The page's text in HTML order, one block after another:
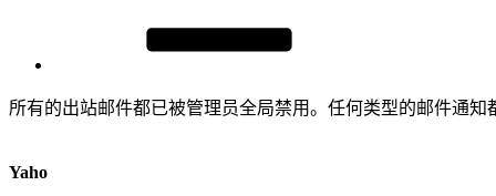
所有的出站邮件都已被管理员全局禁用。任何类型的邮件通知
Yaho